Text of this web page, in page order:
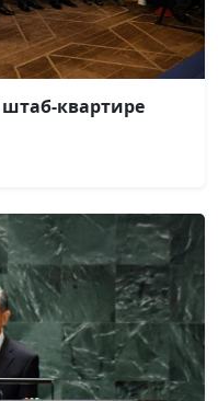
квартире